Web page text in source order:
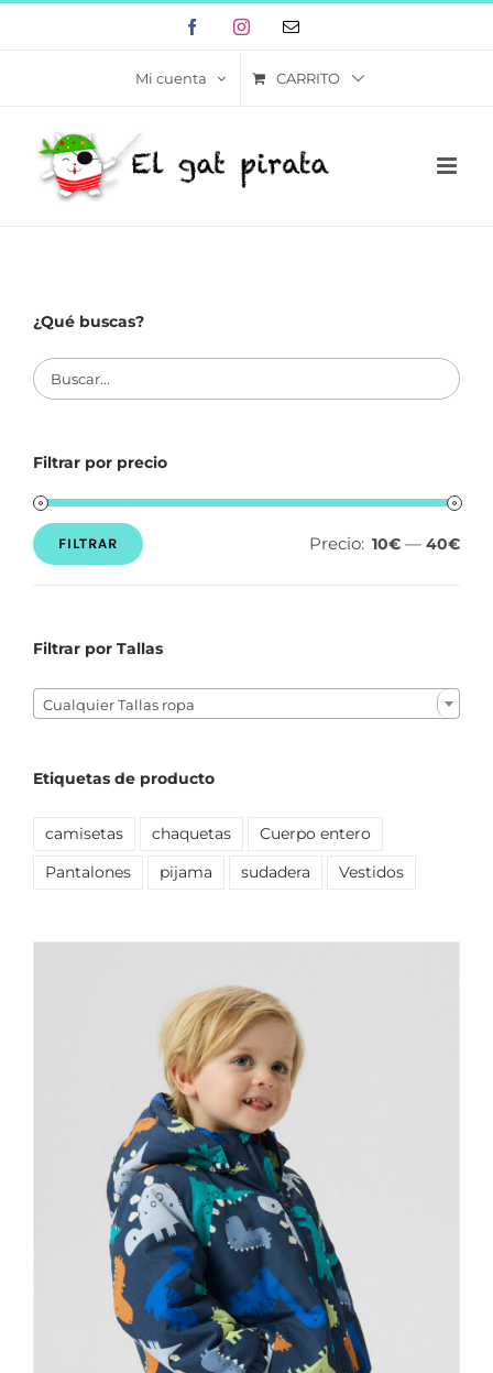
FacebookInstagramCorreo
Mi cuenta CARRITO
¿Qué buscas?
Filtrar por precio
Precio
Precio
FILTRAR Precio: 10€ — 40€
Filtrar por Tallas
Cualquier Tallas ropa
Etiquetas de producto
camisetas chaquetas Cuerpo entero
Pantalones pijama sudadera Vestidos